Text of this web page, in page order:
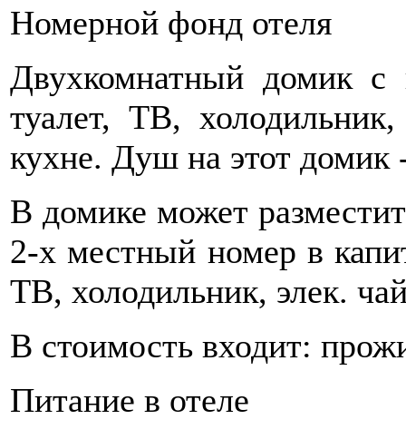
Номерной фонд отеля
Двухкомнатный домик с
туалет, ТВ,
кухне. Душ на этот домик
В домике может
2-х местный номер в
ТВ, холодильник, элек.
В стоимость входит:
Питание в отеле